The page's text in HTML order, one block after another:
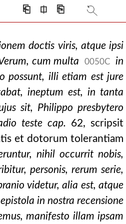
⎗ ⎅ ⎘
doctis viris, atque ipsi
cum multa
0050C
in
possunt, illi etiam est jure
ineptum est, in tanta
sit, Philippo presbytero
teste cap. 62, scripsit
et dotorum tolerantiam
nihil occurrit nobis,
personis, rerum serie,
videtur, alia est, atque
in nostra recensione
manifesto illam ipsam